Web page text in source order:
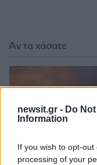
newsit.gr - Do
Information
If you wish to opt-
processing of your
Αν τα χάσατε